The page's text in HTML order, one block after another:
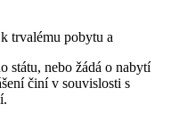
trvalému pobytu a
státu, nebo žádá o nabytí
činí v souvislosti s